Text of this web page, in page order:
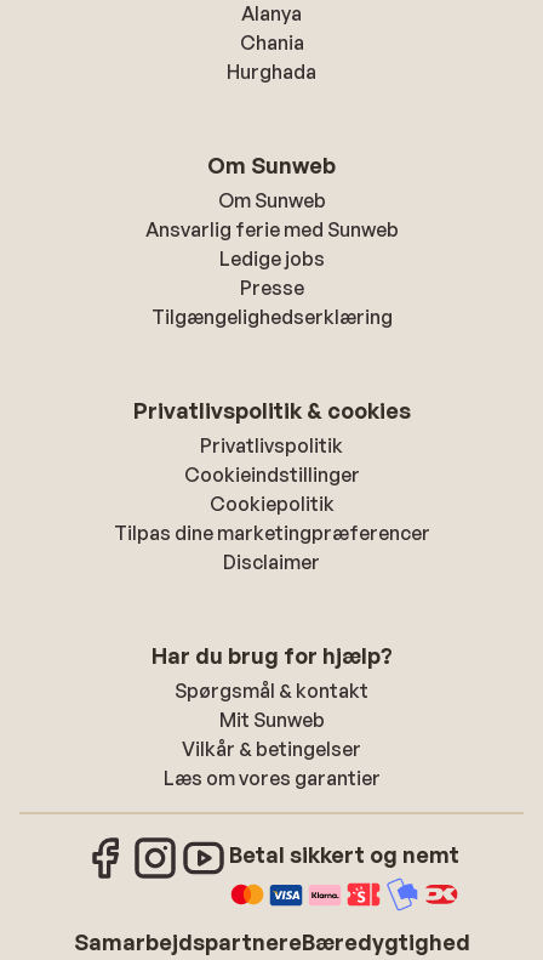
Alanya
Chania
Hurghada
Om Sunweb
Om Sunweb
Ansvarlig ferie med Sunweb
Ledige jobs
Presse
Tilgængelighedserklæring
Privatlivspolitik & cookies
Privatlivspolitik
Cookieindstillinger
Cookiepolitik
Tilpas dine marketingpræferencer
Disclaimer
Har du brug for hjælp?
Spørgsmål & kontakt
Mit Sunweb
Vilkår & betingelser
Læs om vores garantier
Betal sikkert og nemt
SamarbejdspartnereBæredygtighed